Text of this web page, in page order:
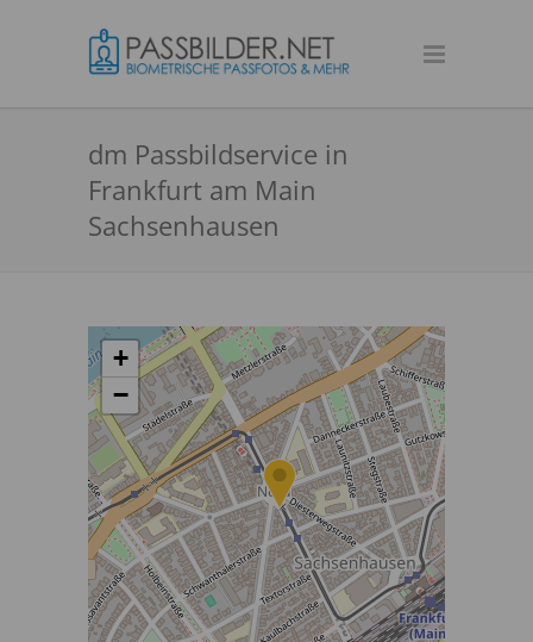
dm Passbildservice in
Frankfurt am Main
Sachsenhausen
+
−